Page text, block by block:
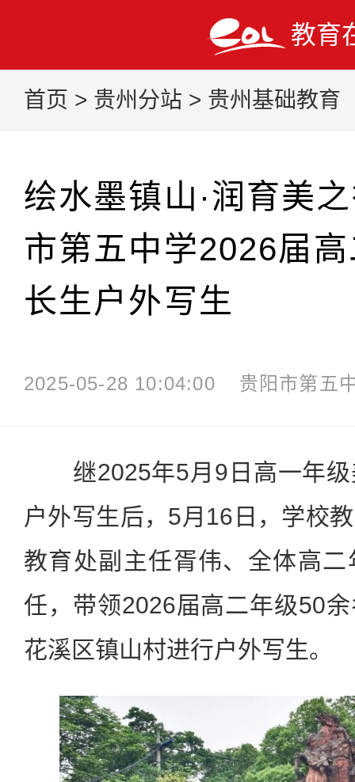
教育
首页 > 贵州分站 > 贵州基础教育
绘水墨镇山·润育美
市第五中学2026届
长生户外写生
2025-05-28 10:04:00 贵阳市第五
继2025年5月9日高一年
户外写生后，5月16日，学校
教育处副主任胥伟、全体高
任，带领2026届高二年级50
花溪区镇山村进行户外写生。